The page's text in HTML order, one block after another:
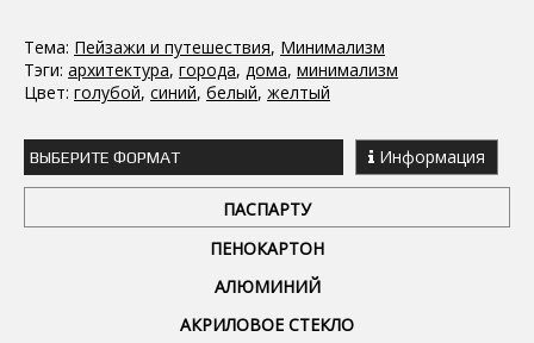
Тема: Пейзажи и путешествия, Минимализм
Тэги: архитектура, города, дома, минимализм
Цвет: голубой, синий, белый, желтый
ВЫБЕРИТЕ ФОРМАТ Информация
ПАСПАРТУ
ПЕНОКАРТОН
АЛЮМИНИЙ
АКРИЛОВОЕ СТЕКЛО